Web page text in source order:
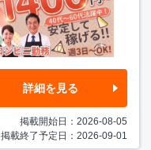
詳細を見る
掲載開始日：2026-08-05
掲載終了予定日：2026-09-01